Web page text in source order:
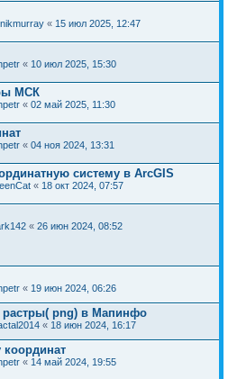
« 15 июл 2025, 12:47
« 10 июл 2025, 15:30
МСК
« 02 май 2025, 11:30
« 04 ноя 2024, 13:31
систему в ArcGIS
« 18 окт 2024, 07:57
« 26 июн 2024, 08:52
« 19 июн 2024, 06:26
растры( png) в Мапинфо
« 18 июн 2024, 16:17
координат
« 14 май 2024, 19:55